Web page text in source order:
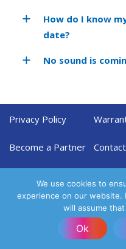
How do I know
date?
No sound is
Privacy Policy
Become a Partner
We use cookies to
experience on our
will assume
Ok